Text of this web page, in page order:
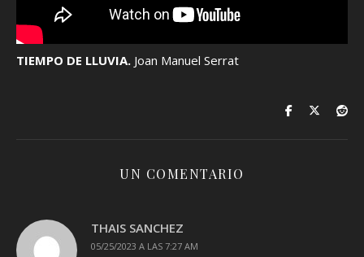
TIEMPO DE LLUVIA. Joan Manuel Serrat
UN COMENTARIO
THAIS SANCHEZ
05/25/2023 A LAS 7:27 AM